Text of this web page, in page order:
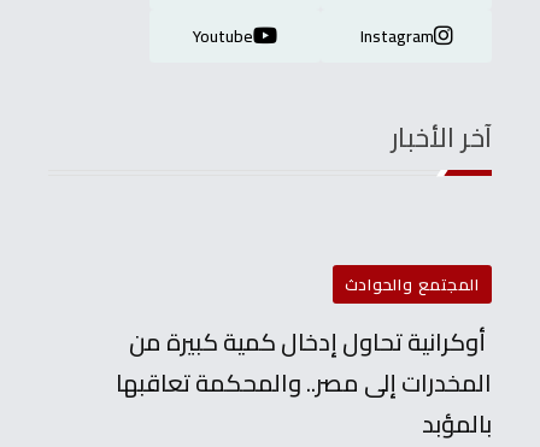
Instagram
Youtube
آخر الأخبار
المجتمع والحوادث
أوكرانية تحاول إدخال كمية كبيرة من
المخدرات إلى مصر.. والمحكمة تعاقبها
بالمؤبد